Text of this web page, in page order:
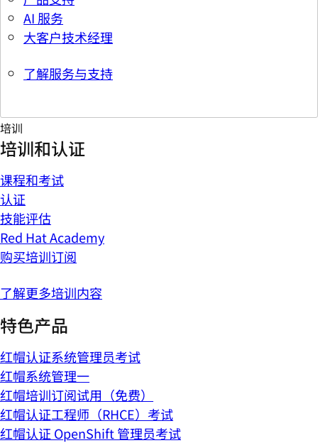
AI 服务
大客户技术经理
了解服务与支持
培训
培训和认证
课程和考试
认证
技能评估
Red Hat Academy
购买培训订阅
了解更多培训内容
特色产品
红帽认证系统管理员考试
红帽系统管理一
红帽培训订阅试用（免费）
红帽认证工程师（RHCE）考试
红帽认证 OpenShift 管理员考试